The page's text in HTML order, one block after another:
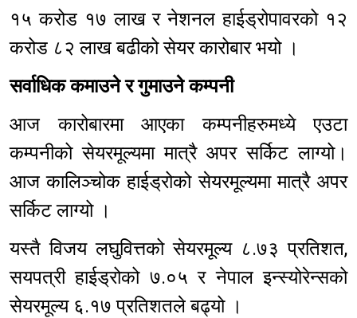
१५ करोड १७ लाख र नेशनल हाईड्रोपावरको १२
करोड ८२ लाख बढीको सेयर कारोबार भयो ।
सर्वाधिक कमाउने र गुमाउने कम्पनी
आज कारोबारमा आएका कम्पनीहरुमध्ये एउटा
कम्पनीको सेयरमूल्यमा मात्रै अपर सर्किट लाग्यो।
आज कालिञ्चोक हाईड्रोको सेयरमूल्यमा मात्रै अपर
सर्किट लाग्यो ।
यस्तै विजय लघुवित्तको सेयरमूल्य ८.७३ प्रतिशत,
सयपत्री हाईड्रोको ७.०५ र नेपाल इन्स्योरेन्सको
सेयरमूल्य ६.१७ प्रतिशतले बढ्यो ।